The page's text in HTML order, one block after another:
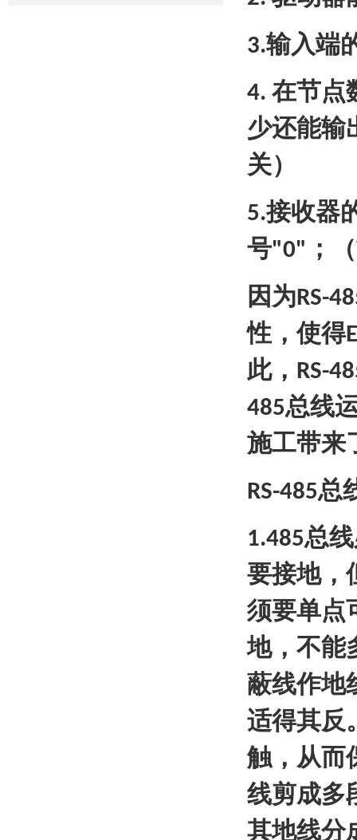
3.输入端
4. 在节点
少还能输
关）
5.接收器
号"0" ；（
因为RS-
性，使得
此， RS-
485总线
施工带来
RS-485总
1.485总
要接地，
须要单点
地，不能
蔽线作地
适得其反
触，从而
线剪成多
其地线分